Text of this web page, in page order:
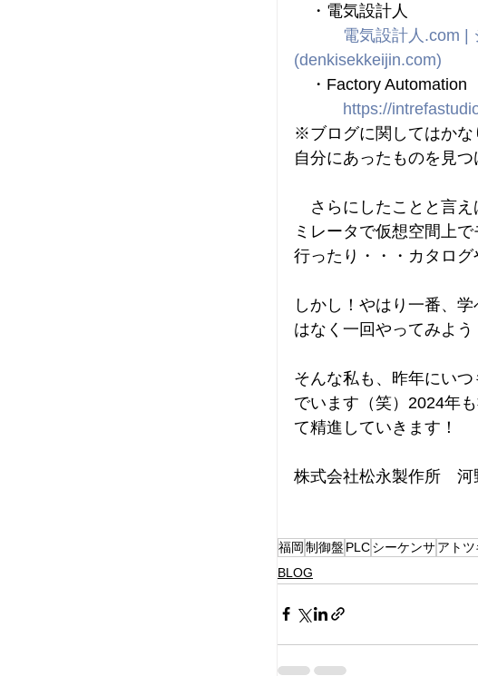
・電気設計人
電気設計人.com |
(denkisekkeijin.com)
・Factory Automation
https://
※ブログに関してはかな
自分にあったものを見つ
さらにしたことと言え
ミレータで仮想空間上
行ったり・・・カタログ
しかし！やはり一番、
はなく一回やってみよ
そんな私も、昨年にい
でいます（笑）2024年
て精進していきます！
株式会社松永製作所　河
福岡 制御盤 PLCシーケンサアトツ
BLOG